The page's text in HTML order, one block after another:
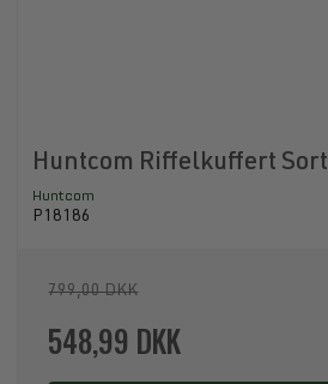
Huntcom Riffelkuffert Sort
Huntcom
P18186
799,00 DKK
548,99 DKK